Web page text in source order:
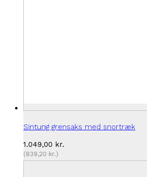
Sintung grensaks med snortræk
1.049,00 kr.
(839,20 kr.)